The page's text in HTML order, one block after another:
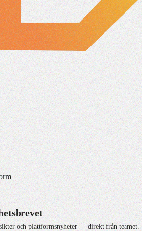
och plattformsnyheter — direkt från teamet.